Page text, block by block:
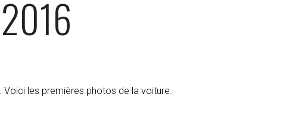
Voici les premières photos de la voiture.